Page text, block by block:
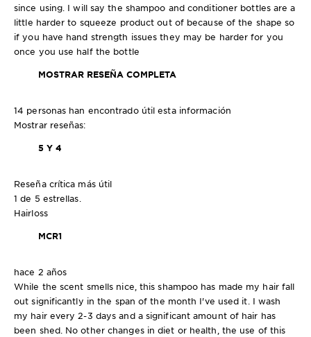
since using. I will say the shampoo and conditioner bottles are a
little harder to squeeze product out of because of the shape so
if you have hand strength issues they may be harder for you
once you use half the bottle
MOSTRAR RESEÑA COMPLETA
14 personas han encontrado útil esta información
Mostrar reseñas:
5 Y 4
Reseña crítica más útil
1 de 5 estrellas.
Hairloss
MCR1
hace 2 años
While the scent smells nice, this shampoo has made my hair fall
out significantly in the span of the month I've used it. I wash
my hair every 2-3 days and a significant amount of hair has
been shed. No other changes in diet or health, the use of this